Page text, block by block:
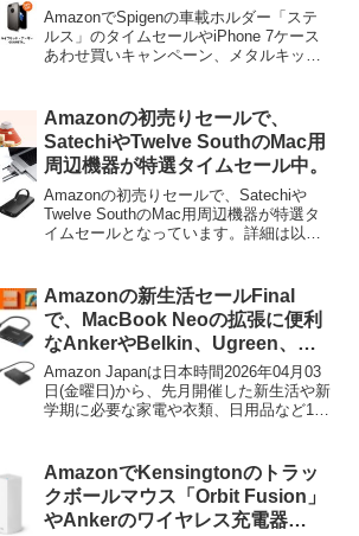
ペーンなどが開催中。
AmazonでSpigenの車載ホルダー「ステ
ルス」のタイムセールやiPhone 7ケース
あわせ買いキャンペーン、メタルキック
ら。 AmazonでSpigenがiPho...
Amazonの初売りセールで、
SatechiやTwelve SouthのMac用
周辺機器が特選タイムセール中。
Amazonの初売りセールで、Satechiや
Twelve SouthのMac用周辺機器が特選タ
イムセールとなっています。詳細は以下
Amazonの新生活セールFinal
で、MacBook Neoの拡張に便利
なAnkerやBelkin、Ugreen、エ
レコムなどのUSB-Cハブがセー
ル中。
Amazon Japanは日本時間2026年04月03
日(金曜日)から、先月開催した新生活や新
学期に必要な家電や衣類、日用品など100
すが、そのセールの先行セールとして
AnkerやBelkin、Ugreen、エレコムなどメ
ーカーが発売するUSB-Cハブがセールと
なっています。
AmazonでKensingtonのトラッ
クボールマウス「Orbit Fusion」
やAnkerのワイヤレス充電器